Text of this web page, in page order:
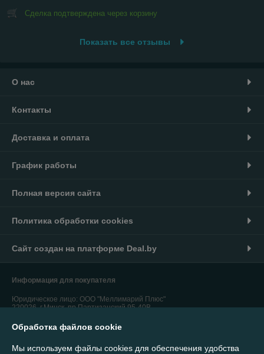
Сделка подтверждена через корзину
Показать все отзывы
О нас
Контакты
Доставка и оплата
График работы
Полная версия сайта
Политика обработки cookies
Сайт создан на платформе Deal.by
Информация для покупателя
Юридическое лицо: ООО "Меллимарий Плюс"
220026, г.Минск, пр.Партизанский,95-40В
Регистрационный номер ЕГР: 192764310
УНП: 192764310
Обработка файлов cookie
Мы используем файлы cookies для обеспечения удобства